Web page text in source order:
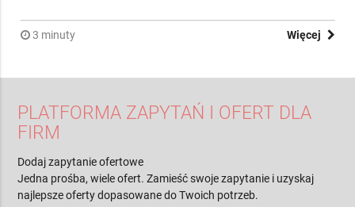
3 minuty Więcej
PLATFORMA ZAPYTAŃ I OFERT DLA
FIRM
Dodaj zapytanie ofertowe
Jedna prośba, wiele ofert. Zamieść swoje zapytanie i uzyskaj
najlepsze oferty dopasowane do Twoich potrzeb.